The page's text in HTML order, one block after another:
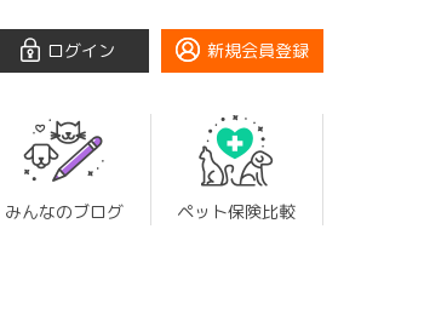
ログイン 新規会員登録
みんなのブログ ペット保険比較